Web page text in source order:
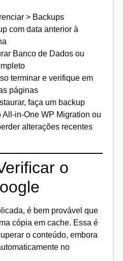
> Backups
com data anterior à
Banco de Dados ou
terminar e verifique em
páginas
faça um backup
in-One WP Migration ou
alterações recentes
o
é bem provável que
cópia em cache. Essa é
o conteúdo, embora
no